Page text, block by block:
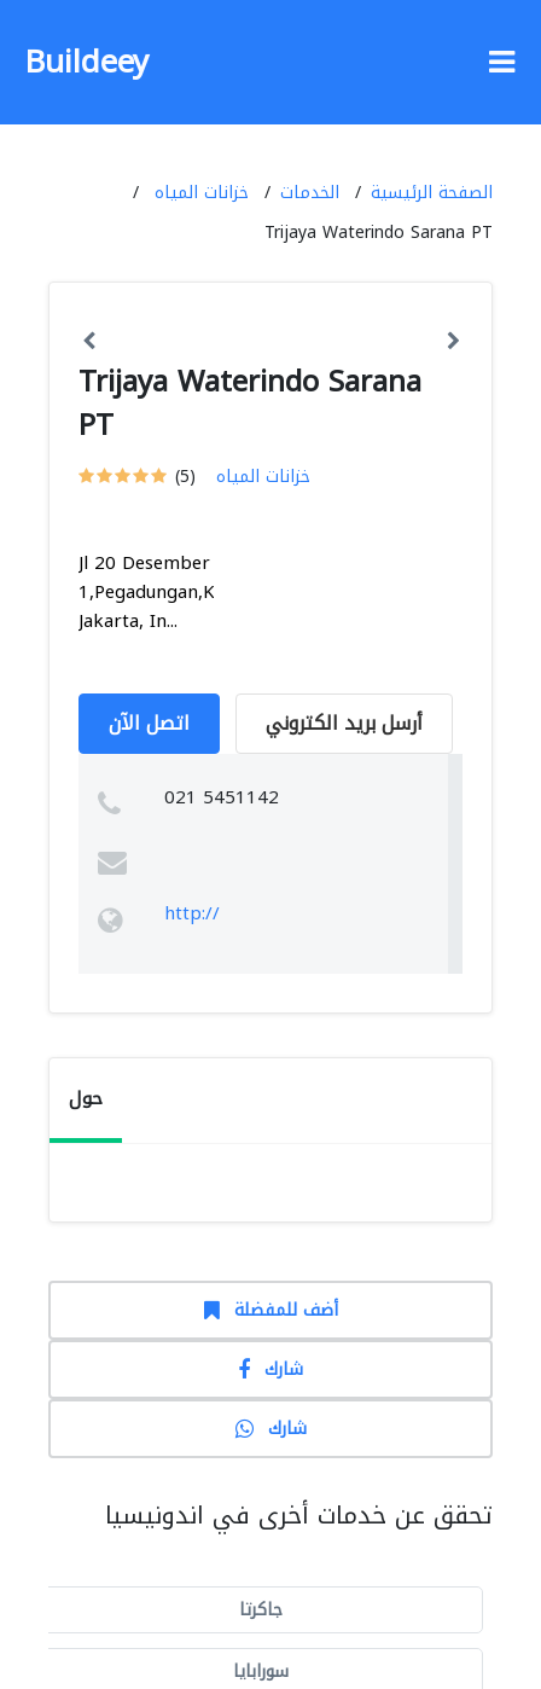
Buildeey
الصفحة الرئيسية الخدمات
خزانات المياه
Trijaya Waterindo Sarana PT
Trijaya Waterindo Sarana
PT
(5) خزانات المياه
Jl 20 Desember
1,Pegadungan,Kalideres,
Jakarta, In...
اتصل الآن أرسل بريد الكتروني
021 5451142
http://
حول
أضف للمفضلة
شارك
شارك
تحقق عن خدمات أخرى في اندونيسيا
جاكرتا
سورابايا